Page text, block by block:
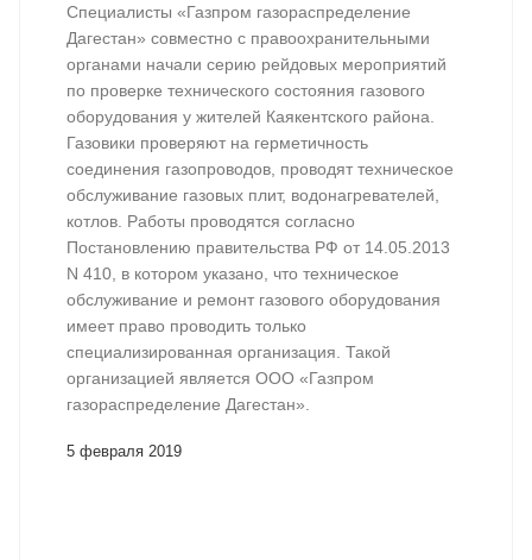
Специалисты «Газпром газораспределение
Дагестан» совместно с правоохранительными
органами начали серию рейдовых мероприятий
по проверке технического состояния газового
оборудования у жителей Каякентского района.
Газовики проверяют на герметичность
соединения газопроводов, проводят техническое
обслуживание газовых плит, водонагревателей,
котлов. Работы проводятся согласно
Постановлению правительства РФ от 14.05.2013
N 410, в котором указано, что техническое
обслуживание и ремонт газового оборудования
имеет право проводить только
специализированная организация. Такой
организацией является ООО «Газпром
газораспределение Дагестан».
5 февраля 2019